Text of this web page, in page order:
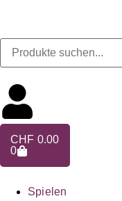
CHF 0.00
0
Spielen